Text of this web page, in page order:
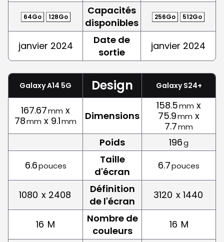
64Go 128Go
Capacités
disponibles
256Go 512Go
janvier 2024
Date de
sortie
janvier 2024
Galaxy A14 5G Design Galaxy S24+
167.67mm x
78mm x 9.1mm Dimensions
158.5mm x
75.9mm x
7.7mm
Poids 196g
6.6pouces
Taille
d'écran
6.7pouces
1080 x 2408
Définition
de l'écran
3120 x 1440
16 M
Nombre de
couleurs
16 M